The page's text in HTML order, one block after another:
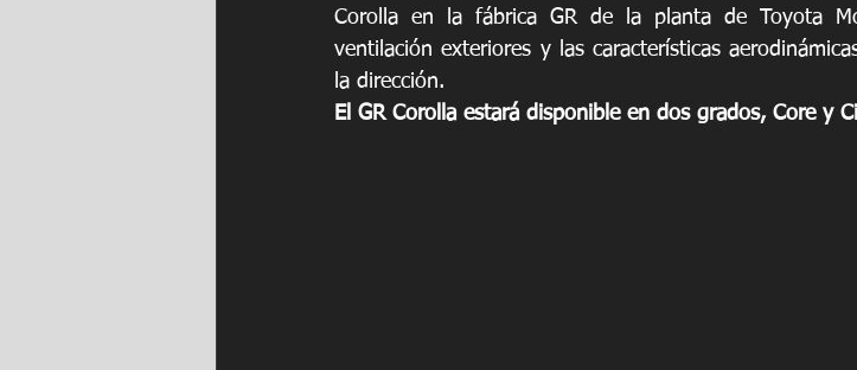
Corolla en la fábrica GR de la planta de Toyota
ventilación exteriores y las características
la dirección.
El GR Corolla estará disponible en dos grados, Core y